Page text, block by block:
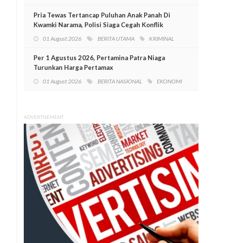
Pria Tewas Tertancap Puluhan Anak Panah Di
Kwamki Narama, Polisi Siaga Cegah Konflik
01 August 2026 BERITA UTAMA KRIMINAL
Per 1 Agustus 2026, Pertamina Patra Niaga
Turunkan Harga Pertamax
01 August 2026 BERITA NASIONAL EKONOMI
ADVERTISEMENT